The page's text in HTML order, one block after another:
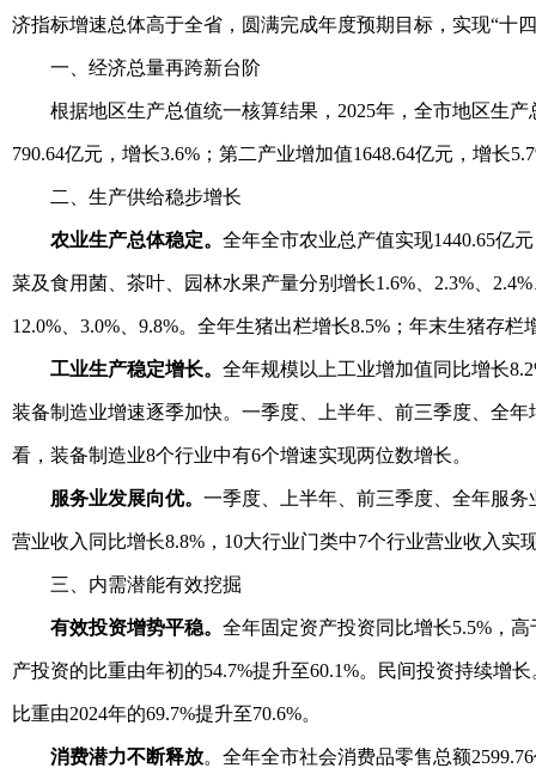
济指标增速总体高于全省，圆满完成年度预期目标，实现“十
一、经济总量再跨新台阶
根据地区生产总值统一核算结果，2025年，全市地区生
790.64亿元，增长3.6%；第二产业增加值1648.64亿元，增长
二、生产供给稳步增长
农业生产总体稳定。 全年全市农业总产值实现1440.65亿
菜及食用菌、茶叶、园林水果产量分别增长1.6%、2.3%、
12.0%、3.0%、9.8%。全年生猪出栏增长8.5%；年末生猪存栏
工业生产稳定增长。 全年规模以上工业增加值同比增长
装备制造业增速逐季加快。一季度、上半年、前三季度、全年
看，装备制造业8个行业中有6个增速实现两位数增长。
服务业发展向优。 一季度、上半年、前三季度、全年服务
营业收入同比增长8.8%，10大行业门类中7个行业营业收入实
三、内需潜能有效挖掘
有效投资增势平稳。 全年固定资产投资同比增长5.5%，
产投资的比重由年初的54.7%提升至60.1%。民间投资持续增
比重由2024年的69.7%提升至70.6%。
消费潜力不断释放。全年全市社会消费品零售总额